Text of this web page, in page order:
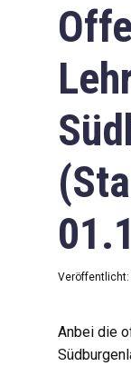
Veröffentlicht:
Anbei die